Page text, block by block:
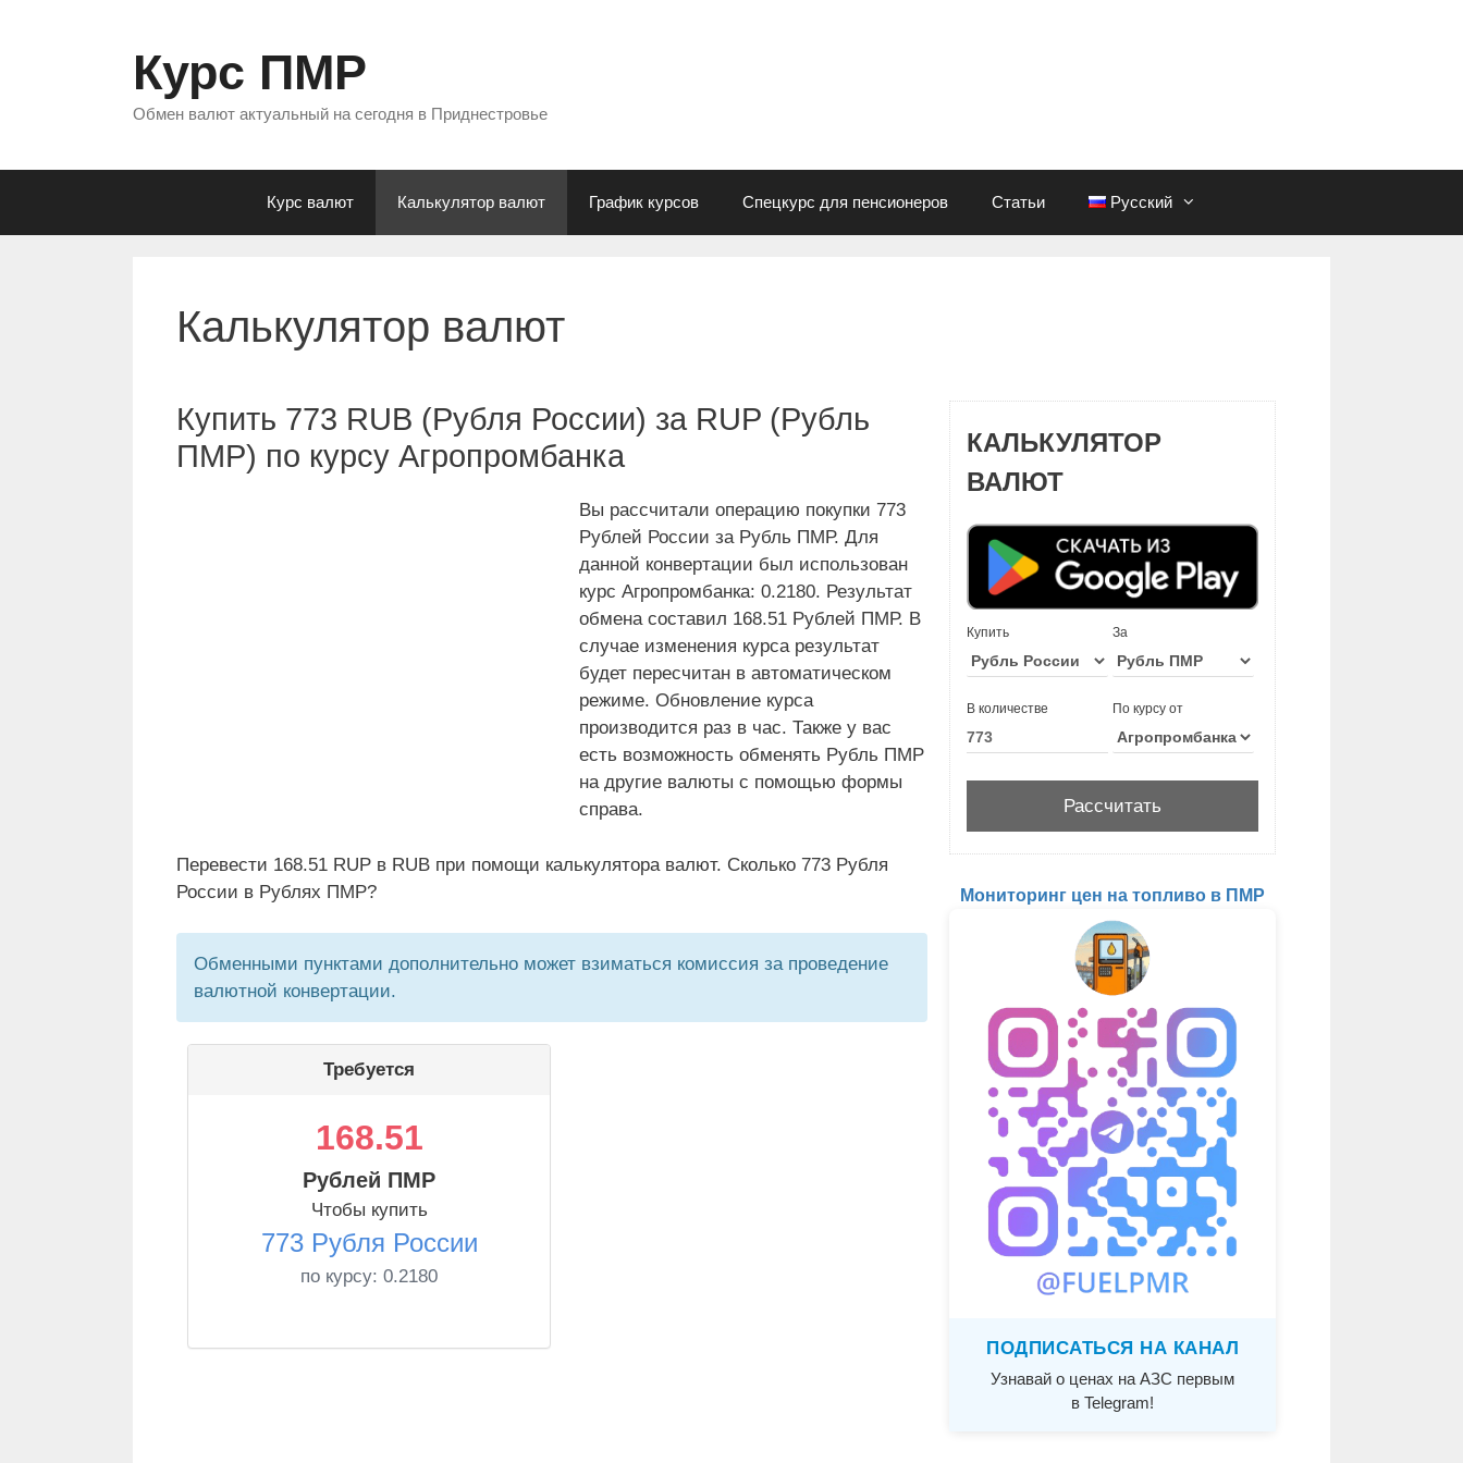
Курс ПМР
Обмен валют актуальный на сегодня в Приднестровье
Курс валют Калькулятор валют График курсов Спецкурс для пенсионеров Статьи Русский
Калькулятор валют
Купить 773 RUB (Рубля России) за RUP (Рубль
ПМР) по курсу Агропромбанка
Вы рассчитали операцию покупки 773
Рублей России за Рубль ПМР. Для
данной конвертации был использован
курс Агропромбанка: 0.2180. Результат
обмена составил 168.51 Рублей ПМР. В
случае изменения курса результат
будет пересчитан в автоматическом
режиме. Обновление курса
производится раз в час. Также у вас
есть возможность обменять Рубль ПМР
на другие валюты с помощью формы
справа.
Перевести 168.51 RUP в RUB при помощи калькулятора валют. Сколько 773 Рубля
России в Рублях ПМР?
Обменными пунктами дополнительно может взиматься комиссия за проведение
валютной конвертации.
Требуется
168.51
Рублей ПМР
Чтобы купить
773 Рубля России
по курсу: 0.2180
КАЛЬКУЛЯТОР
ВАЛЮТ
Купить За
В количестве По курсу от
Мониторинг цен на топливо в ПМР
ПОДПИСАТЬСЯ НА КАНАЛ
Узнавай о ценах на АЗС первым
в Telegram!